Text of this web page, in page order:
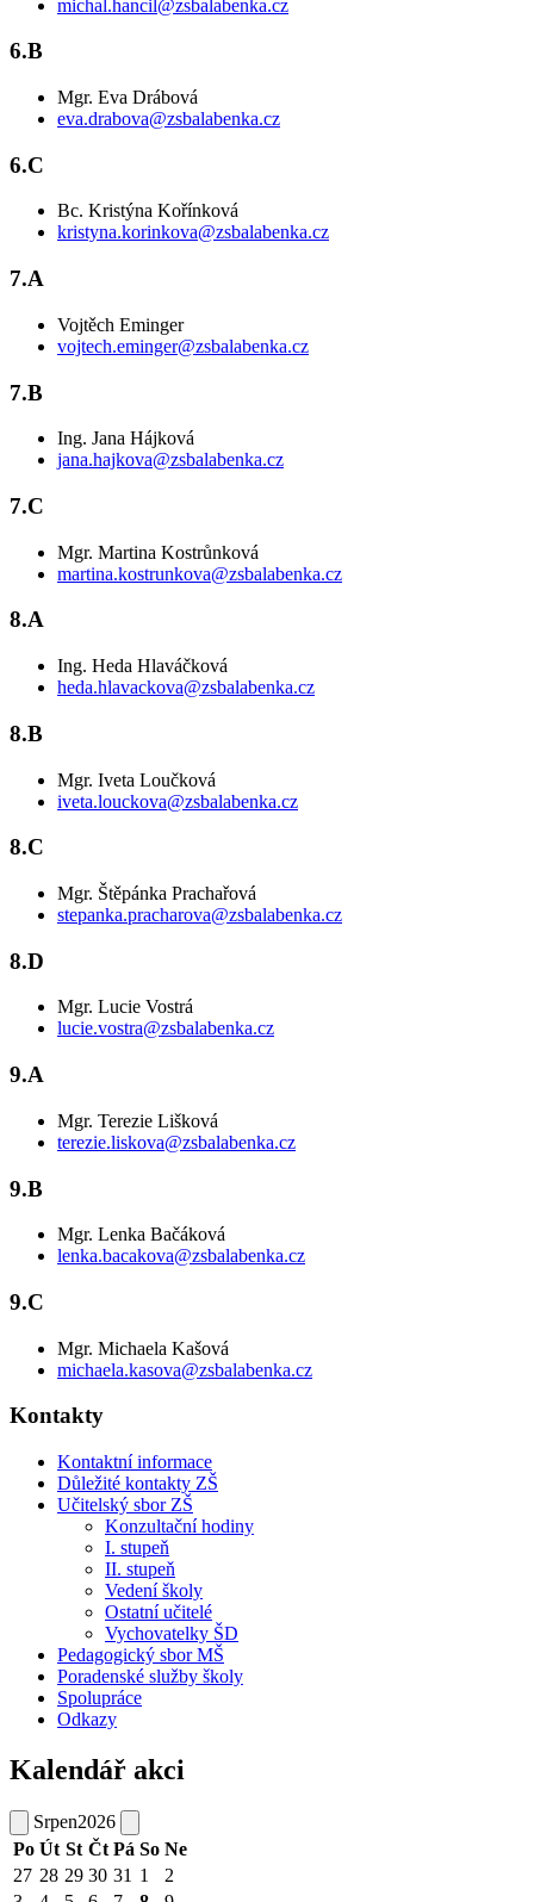
michal.hancil@zsbalabenka.cz
6.B
Mgr. Eva Drábová
eva.drabova@zsbalabenka.cz
6.C
Bc. Kristýna Kořínková
kristyna.korinkova@zsbalabenka.cz
7.A
Vojtěch Eminger
vojtech.eminger@zsbalabenka.cz
7.B
Ing. Jana Hájková
jana.hajkova@zsbalabenka.cz
7.C
Mgr. Martina Kostrůnková
martina.kostrunkova@zsbalabenka.cz
8.A
Ing. Heda Hlaváčková
heda.hlavackova@zsbalabenka.cz
8.B
Mgr. Iveta Loučková
iveta.louckova@zsbalabenka.cz
8.C
Mgr. Štěpánka Prachařová
stepanka.pracharova@zsbalabenka.cz
8.D
Mgr. Lucie Vostrá
lucie.vostra@zsbalabenka.cz
9.A
Mgr. Terezie Lišková
terezie.liskova@zsbalabenka.cz
9.B
Mgr. Lenka Bačáková
lenka.bacakova@zsbalabenka.cz
9.C
Mgr. Michaela Kašová
michaela.kasova@zsbalabenka.cz
Kontakty
Kontaktní informace
Důležité kontakty ZŠ
Učitelský sbor ZŠ
Konzultační hodiny
I. stupeň
II. stupeň
Vedení školy
Ostatní učitelé
Vychovatelky ŠD
Pedagogický sbor MŠ
Poradenské služby školy
Spolupráce
Odkazy
Kalendář akci
Srpen2026
Po Út St Čt Pá So Ne
27 28 29 30 31 1
2